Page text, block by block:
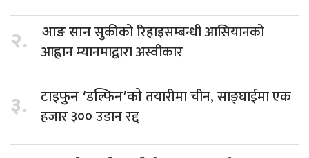
२. आङ सानसुकीको रिहाइसम्बन्धी आसियानको
आह्वान म्यानमाद्वारा अस्वीकार
३. टाइफुन ‘डल्फिन’कोतयारीमा चीन, साङ्घाईमा एक
हजार ३०० उडान रद्द